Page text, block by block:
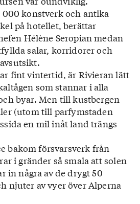
000 konstverk och antika
på hotellet, berättar
Hélène Seropian medan
salar, korridorer och
fint vintertid, är Rivieran lätt
som stannar i alla
byar. Men till kustbergen
(utom till parfymstaden
en mil inåt land trängs
bakom försvarsverk från
i gränder så smala att solen
in några av de drygt 50
njuter av vyer över Alperna